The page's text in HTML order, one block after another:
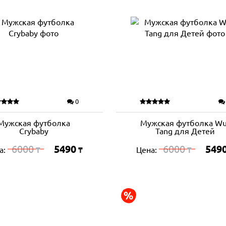
0
футболка
Crybaby
6000₸ 5490 ₸
Мужская футболка
Tang для Детей
Цена: 6000₸